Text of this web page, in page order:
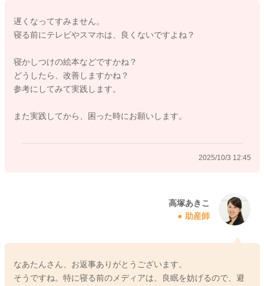
いいかもしれませんね。結局就寝時間が遅かったり、就寝前に
メディアからの刺激を受けていたりすれば、十分な睡眠が取れ
ですので、まずは就寝環境を整えられたり、寝る前の時間の過
ごし方を工夫していただくといいかもしれませんね。
遅くなってすみません。
寝る前にテレビやスマホは、良くないですよね？
寝かしつけの絵本などですかね？
どうしたら、改善しますかね？
参考にしてみて実践します。
また実践してから、困った時にお願いします。
2025/10/3 12:45
高塚あきこ
助産師
なあたんさん、お返事ありがとうございます。
そうですね。特に寝る前のメディアは、良眠を妨げるので、避